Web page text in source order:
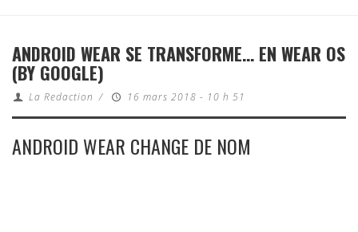
ANDROID WEAR SE TRANSFORME… EN WEAR OS
(BY GOOGLE)
La Redaction / 16 mars 2018 - 10 h 51
ANDROID WEAR CHANGE DE NOM